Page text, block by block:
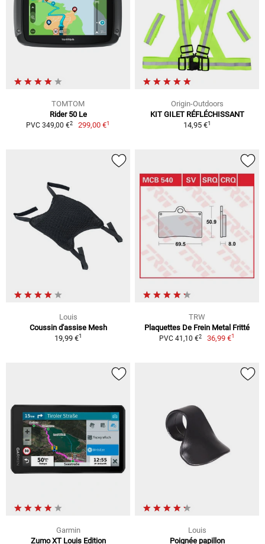
TOMTOM
Rider 50 Le
PVC 349,00 €2 299,00 €1
Origin-Outdoors
KIT GILET RÉFLÉCHISSANT
14,95 €1
Louis
Coussin d'assise Mesh
19,99 €1
TRW
Plaquettes De Frein Metal Fritté
PVC 41,10 €2 36,99 €1
Garmin
Zumo XT Louis Edition
Louis
Poignée papillon